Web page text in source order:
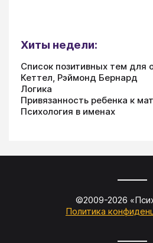
Хиты недели:
Список позитивных тем для
Кеттел, Рэймонд Бернард
Логика
Привязанность ребенка к
Психология в именах
©2009-2026 «
Политика